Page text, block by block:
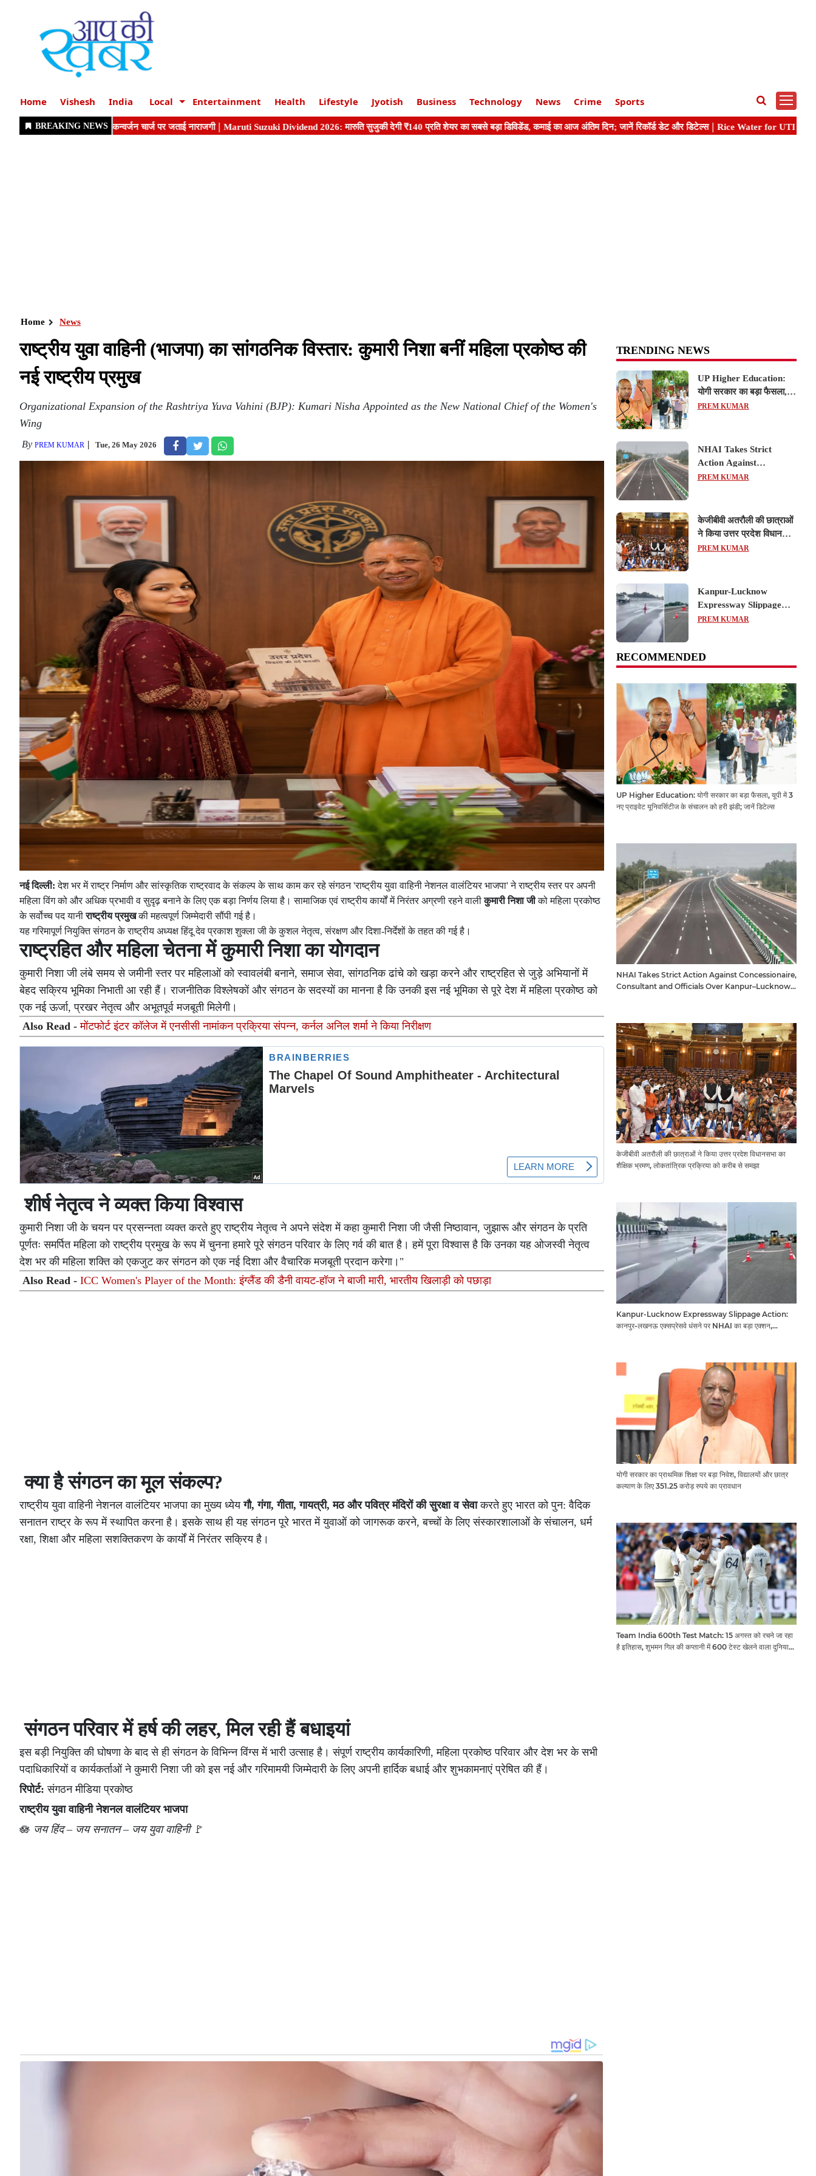
Home Vishesh India Local Entertainment Health Lifestyle Jyotish Business Technology News Crime Sports
Home News
राष्ट्रीय युवा वाहिनी (भाजपा) का सांगठनिक विस्तार: कुमारी निशा बनीं महिला प्रकोष्ठ की
नई राष्ट्रीय प्रमुख
Organizational Expansion of the Rashtriya Yuva Vahini (BJP): Kumari Nisha Appointed as the New National Chief of the Women's
Wing
By PREM KUMAR Tue, 26 May 2026
नई दिल्ली: देश भर में राष्ट्र निर्माण और सांस्कृतिक राष्ट्रवाद के संकल्प के साथ काम कर रहे संगठन 'राष्ट्रीय युवा वाहिनी नेशनल वालंटियर भाजपा' ने राष्ट्रीय स्तर पर अपनी
महिला विंग को और अधिक प्रभावी व सुदृढ़ बनाने के लिए एक बड़ा निर्णय लिया है। सामाजिक एवं राष्ट्रीय कार्यों में निरंतर अग्रणी रहने वालीकुमारी निशा जीको महिला प्रकोष्ठ
के सर्वोच्च पद यानीराष्ट्रीय प्रमुखकी महत्वपूर्ण जिम्मेदारी सौंपी गई है।
यह गरिमापूर्ण नियुक्ति संगठन के राष्ट्रीय अध्यक्ष हिंदू देव प्रकाश शुक्ला जी के कुशल नेतृत्व, संरक्षण और दिशा-निर्देशों के तहत की गई है।
राष्ट्रहित और महिला चेतना में कुमारी निशा का योगदान
कुमारी निशा जी लंबे समय से जमीनी स्तर पर महिलाओं को स्वावलंबी बनाने, समाज सेवा, सांगठनिक ढांचे को खड़ा करने और राष्ट्रहित से जुड़े अभियानों में
बेहद सक्रिय भूमिका निभाती आ रही हैं। राजनीतिक विश्लेषकों और संगठन के सदस्यों का मानना है कि उनकी इस नई भूमिका से पूरे देश में महिला प्रकोष्ठ को
एक नई ऊर्जा, प्रखर नेतृत्व और अभूतपूर्व मजबूती मिलेगी।
Also Read -मोंटफोर्ट इंटर कॉलेज में एनसीसी नामांकन प्रक्रिया संपन्न, कर्नल अनिल शर्मा ने किया निरीक्षण
शीर्ष नेतृत्व ने व्यक्त किया विश्वास
कुमारी निशा जी के चयन पर प्रसन्नता व्यक्त करते हुए राष्ट्रीय नेतृत्व ने अपने संदेश में कहा कुमारी निशा जी जैसी निष्ठावान, जुझारू और संगठन के प्रति
पूर्णतः समर्पित महिला को राष्ट्रीय प्रमुख के रूप में चुनना हमारे पूरे संगठन परिवार के लिए गर्व की बात है। हमें पूरा विश्वास है कि उनका यह ओजस्वी नेतृत्व
देश भर की महिला शक्ति को एकजुट कर संगठन को एक नई दिशा और वैचारिक मजबूती प्रदान करेगा।"
Also Read - ICC Women's Player of the Month: इंग्लैंड की डैनी वायट-हॉज ने बाजी मारी, भारतीय खिलाड़ी को पछाड़ा
क्या है संगठन का मूल संकल्प?
राष्ट्रीय युवा वाहिनी नेशनल वालंटियर भाजपा का मुख्य ध्येयगौ, गंगा, गीता, गायत्री, मठ और पवित्र मंदिरों की सुरक्षा व सेवाकरते हुए भारत को पुन: वैदिक
सनातन राष्ट्र के रूप में स्थापित करना है। इसके साथ ही यह संगठन पूरे भारत में युवाओं को जागरूक करने, बच्चों के लिए संस्कारशालाओं के संचालन, धर्म
रक्षा, शिक्षा और महिला सशक्तिकरण के कार्यों में निरंतर सक्रिय है।
संगठन परिवार में हर्ष की लहर, मिल रही हैं बधाइयां
इस बड़ी नियुक्ति की घोषणा के बाद से ही संगठन के विभिन्न विंग्स में भारी उत्साह है। संपूर्ण राष्ट्रीय कार्यकारिणी, महिला प्रकोष्ठ परिवार और देश भर के सभी
पदाधिकारियों व कार्यकर्ताओं ने कुमारी निशा जी को इस नई और गरिमामयी जिम्मेदारी के लिए अपनी हार्दिक बधाई और शुभकामनाएं प्रेषित की हैं।
रिपोर्ट: संगठन मीडिया प्रकोष्ठ
राष्ट्रीय युवा वाहिनी नेशनल वालंटियर भाजपा
🪷 जय हिंद – जय सनातन – जय युवा वाहिनी🚩
TRENDING NEWS
UP Higher Education:
योगी सरकार का बड़ा फैसला,
यूपी में 3 नए प्राइवेट
PREM KUMAR
NHAI Takes Strict
Action Against
Concessionaire,
Expressway Issues
PREM KUMAR
केजीबीवी अतरौली की छात्राओं
ने किया उत्तर प्रदेश विधानसभा
का शैक्षिक भ्रमण, लोकतांत्रिक
PREM KUMAR
Kanpur-Lucknow
Expressway Slippage
Action: कानपुर-लखनऊ
और कंपनियों पर गिरी गाज,
PREM KUMAR
RECOMMENDED
UP Higher Education: योगी सरकार का बड़ा फैसला, यूपी में 3
नए प्राइवेट यूनिवर्सिटीज के संचालन को हरी झंडी; जानें डिटेल्स
NHAI Takes Strict Action Against Concessionaire,
Consultant and Officials Over Kanpur–Lucknow
केजीबीवी अतरौली की छात्राओं ने किया उत्तर प्रदेश विधानसभा का
शैक्षिक भ्रमण, लोकतांत्रिक प्रक्रिया को करीब से समझा
Kanpur-Lucknow Expressway Slippage Action:
कानपुर-लखनऊ एक्सप्रेसवे धंसने पर NHAI का बड़ा एक्शन,
योगी सरकार का प्राथमिक शिक्षा पर बड़ा निवेश, विद्यालयों और छात्र
कल्याण के लिए 351.25 करोड़ रुपये का प्रावधान
Team India 600th Test Match: 15 अगस्त को रचने जा रहा
है इतिहास, शुभमन गिल की कप्तानी में 600 टेस्ट खेलने वाला दुनिया